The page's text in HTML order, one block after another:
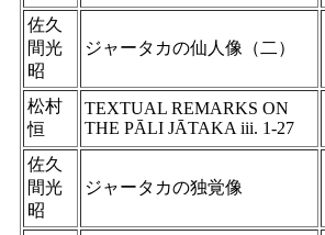
佐久
間光
昭
ジャータカの仙人像（二）
松村
恒
TEXTUAL REMARKS ON
THE PĀLI JĀTAKA iii. 1-27
佐久
間光
昭
ジャータカの独覚像